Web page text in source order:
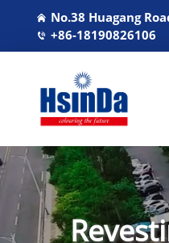
No.38 Huagang
+86-18190826106